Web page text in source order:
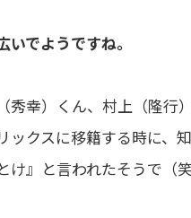
いでようですね。
秀幸）くん、村上（隆
ックスに移籍する時に、
け』と言われたそうで（